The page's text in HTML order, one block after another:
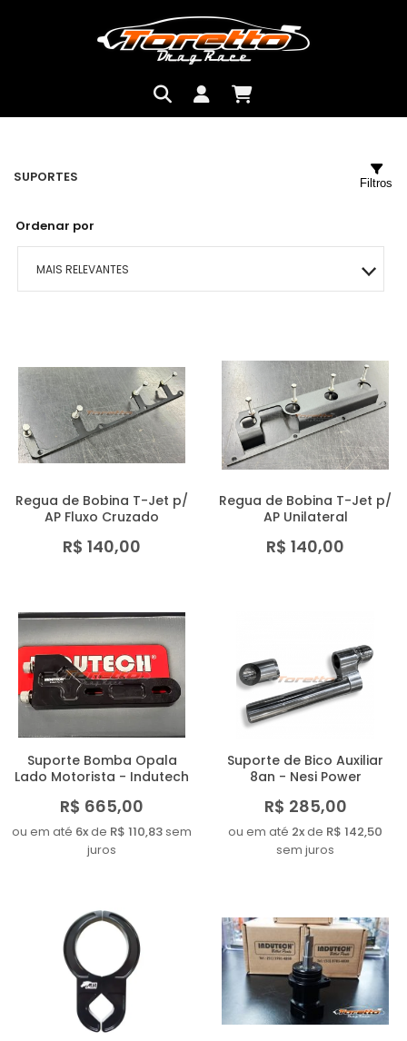
SUPORTES
Ordenar por
MAIS RELEVANTES
MAIOR PREÇO
A - Z
Filtros
Regua de Bobina T-Jet p/
AP Fluxo Cruzado
R$ 140,00
Regua de Bobina T-Jet p/
AP Unilateral
R$ 140,00
Suporte Bomba Opala
Lado Motorista - Indutech
R$ 665,00
ou em até 6xde R$ 110,83sem
juros
Suporte de Bico Auxiliar
8an - Nesi Power
R$ 285,00
ou em até 2xde R$ 142,50
sem juros